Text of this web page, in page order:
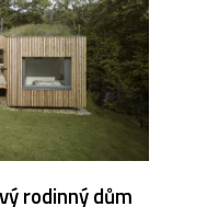
rodinný dům